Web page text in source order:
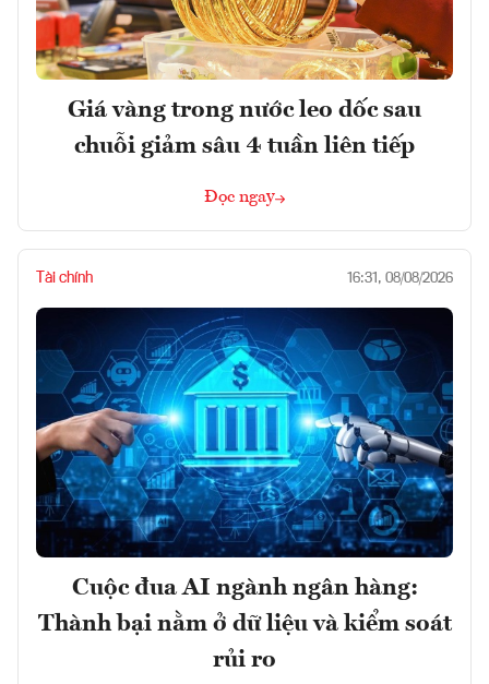
Giá vàng trong nước leo dốc sau
chuỗi giảm sâu 4 tuần liên tiếp
Đọc ngay
Tài chính 16:31, 08/08/2026
Cuộc đua AI ngành ngân hàng:
Thành bại nằm ở dữ liệu và kiểm soát
rủi ro